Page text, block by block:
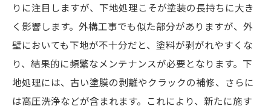
りに注目しますが、下地処理こそが塗装の長持ちに大き
く影響します。外構工事でも似た部分がありますが、外
壁においても下地が不十分だと、塗料が剥がれやすくな
り、結果的に頻繁なメンテナンスが必要となります。下
地処理には、古い塗膜の剥離やクラックの補修、さらに
は高圧洗浄などが含まれます。これにより、新たに施す